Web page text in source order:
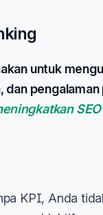
untuk
KPI, Anda